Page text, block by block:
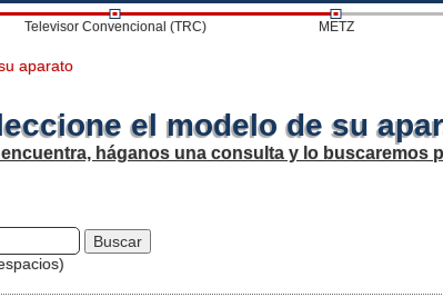
Televisor Convencional (TRC) METZ
aparato
el modelo de su
háganos una consulta y lo buscaremos